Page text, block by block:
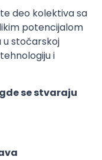
deo kolektiva sa
potencijalom
u stočarskoj
i
se stvaraju